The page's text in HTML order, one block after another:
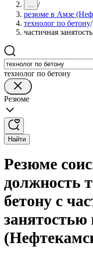
... /
резюме в Амзе
технолог по бетону/
частичная занятость
технолог по бетону
Резюме
Найти
Резюме
должность
бетону с
занятостью